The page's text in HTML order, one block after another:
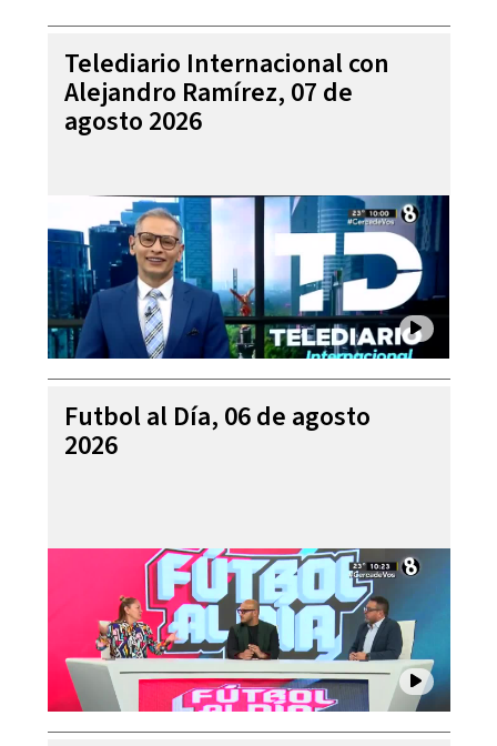
Telediario Internacional con
Alejandro Ramírez, 07 de
agosto 2026
Futbol al Día, 06 de agosto
2026